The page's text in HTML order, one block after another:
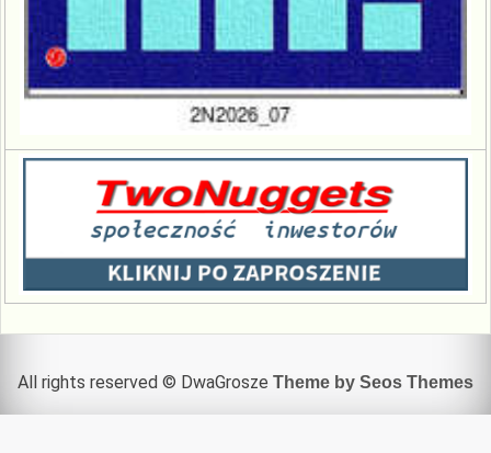
All rights reserved © DwaGrosze Theme by Seos Themes